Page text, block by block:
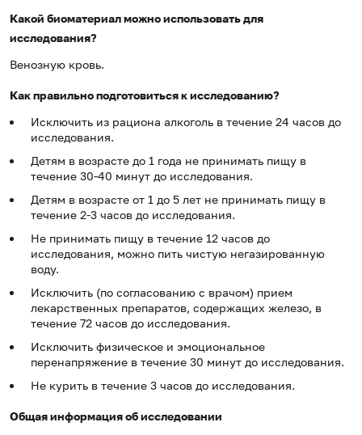
Какой биоматериал можно использовать для
исследования?
Венозную кровь.
Как правильно подготовиться к исследованию?
Исключить из рациона алкоголь в течение 24 часов до
исследования.
Детям в возрасте до 1 года не принимать пищу в
течение 30-40 минут до исследования.
Детям в возрасте от 1 до 5 лет не принимать пищу в
течение 2-3 часов до исследования.
Не принимать пищу в течение 12 часов до
исследования, можно пить чистую негазированную
воду.
Исключить (по согласованию с врачом) прием
лекарственных препаратов, содержащих железо, в
течение 72 часов до исследования.
Исключить физическое и эмоциональное
перенапряжение в течение 30 минут до исследования.
Не курить в течение 3 часов до исследования.
Общая информация об исследовании